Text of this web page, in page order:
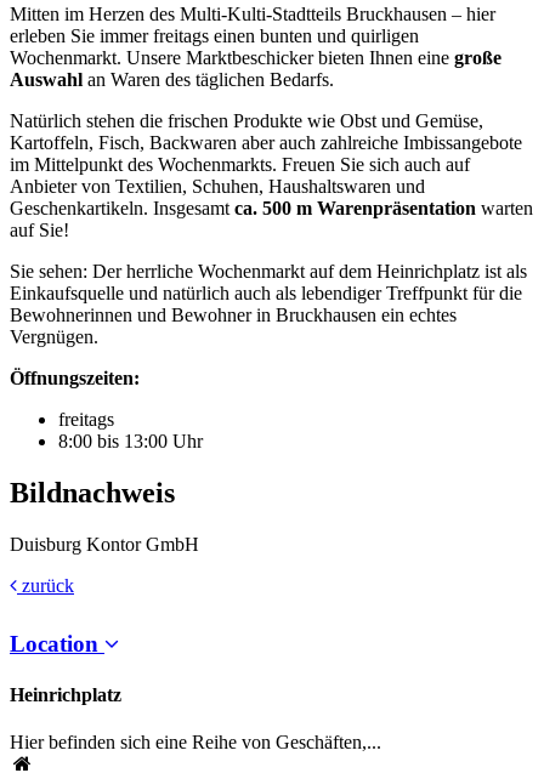
Mitten im Herzen des Multi-Kulti-Stadtteils Bruckhausen – hier
erleben Sie immer freitags einen bunten und quirligen
Wochenmarkt. Unsere Marktbeschicker bieten Ihnen eine große
Auswahl an Waren des täglichen Bedarfs.
Natürlich stehen die frischen Produkte wie Obst und Gemüse,
Kartoffeln, Fisch, Backwaren aber auch zahlreiche Imbissangebote
im Mittelpunkt des Wochenmarkts. Freuen Sie sich auch auf
Anbieter von Textilien, Schuhen, Haushaltswaren und
Geschenkartikeln. Insgesamt ca. 500 m Warenpräsentation warten
auf Sie!
Sie sehen: Der herrliche Wochenmarkt auf dem Heinrichplatz ist als
Einkaufsquelle und natürlich auch als lebendiger Treffpunkt für die
Bewohnerinnen und Bewohner in Bruckhausen ein echtes
Vergnügen.
Öffnungszeiten:
freitags
8:00 bis 13:00 Uhr
Bildnachweis
Duisburg Kontor GmbH
zurück
Location
Heinrichplatz
Hier befinden sich eine Reihe von Geschäften,...